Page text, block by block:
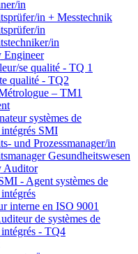
in
in + Messtechnik
in
in
Engineer
se qualité - TQ 1
qualité - TQ2
– TM1
systèmes de
SMI
und Prozessmanager/in
Gesundheitswesen
Auditor
- Agent systèmes de
interne en ISO 9001
de systèmes de
- TQ4